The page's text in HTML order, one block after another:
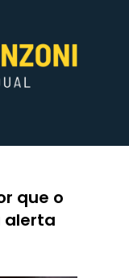
que o
alerta